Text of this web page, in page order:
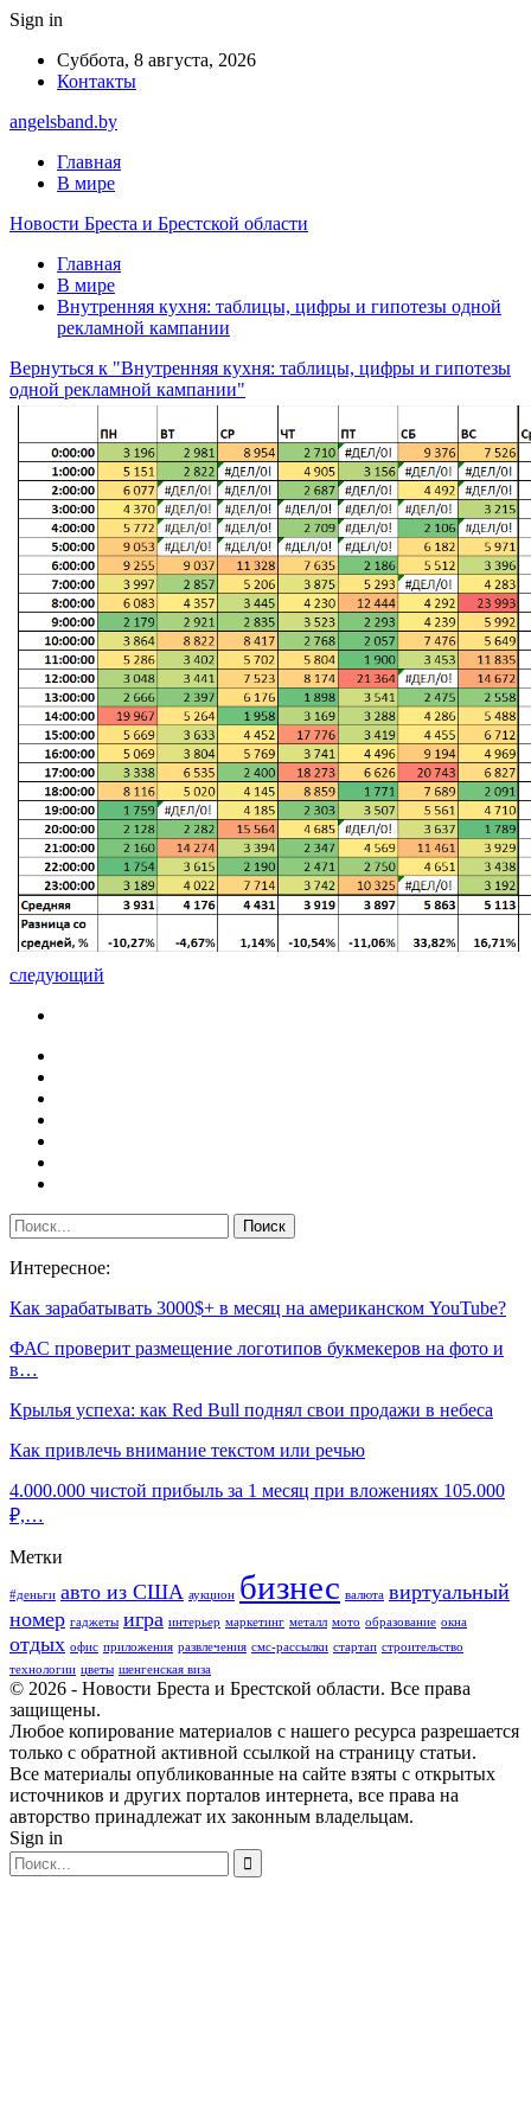
Sign in
Суббота, 8 августа, 2026
Контакты
angelsband.by
Главная
В мире
Новости Бреста и Брестской области
Главная
В мире
Внутренняя кухня: таблицы, цифры и гипотезы одной
рекламной кампании
Вернуться к "Внутренняя кухня: таблицы, цифры и гипотезы
одной рекламной кампании"
следующий
Интересное:
Как зарабатывать 3000$+ в месяц на американском YouTube?
ФАС проверит размещение логотипов букмекеров на фото и
в…
Крылья успеха: как Red Bull поднял свои продажи в небеса
Как привлечь внимание текстом или речью
4.000.000 чистой прибыль за 1 месяц при вложениях 105.000
₽,…
Метки
#деньги авто из США аукцион бизнес валюта виртуальный
номер гаджеты игра интерьер маркетинг металл мото образование окна
отдых офис приложения развлечения смс-рассылки стартап строительство
технологии цветы шенгенская виза
© 2026 - Новости Бреста и Брестской области. Все права
защищены.
Любое копирование материалов с нашего ресурса разрешается
только с обратной активной ссылкой на страницу статьи.
Все материалы опубликованные на сайте взяты с открытых
источников и других порталов интернета, все права на
авторство принадлежат их законным владельцам.
Sign in